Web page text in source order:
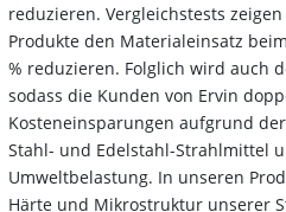
reduzieren. Vergleichstests
Produkte den Materialeinsatz
% reduzieren. Folglich wird auch
sodass die Kunden von Ervin
Kosteneinsparungen aufgrund
Stahl- und Edelstahl-Strahlmittel
Umweltbelastung. In unseren
Härte und Mikrostruktur unserer